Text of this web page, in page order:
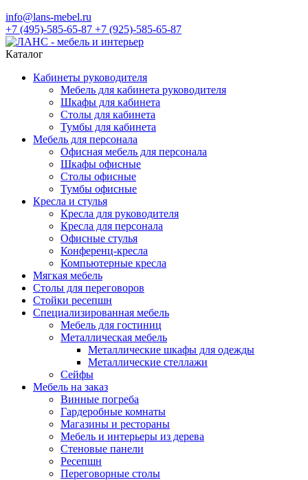
info@lans-mebel.ru
+7 (495)-585-65-87 +7 (925)-585-65-87
Каталог
Кабинеты руководителя
Мебель для кабинета руководителя
Шкафы для кабинета
Столы для кабинета
Тумбы для кабинета
Мебель для персонала
Офисная мебель для персонала
Шкафы офисные
Столы офисные
Тумбы офисные
Кресла и стулья
Кресла для руководителя
Кресла для персонала
Офисные стулья
Конференц-кресла
Компьютерные кресла
Мягкая мебель
Столы для переговоров
Стойки ресепшн
Специализированная мебель
Мебель для гостиниц
Металлическая мебель
Металлические шкафы для одежды
Металлические стеллажи
Сейфы
Мебель на заказ
Винные погреба
Гардеробные комнаты
Магазины и рестораны
Мебель и интерьеры из дерева
Стеновые панели
Ресепшн
Переговорные столы